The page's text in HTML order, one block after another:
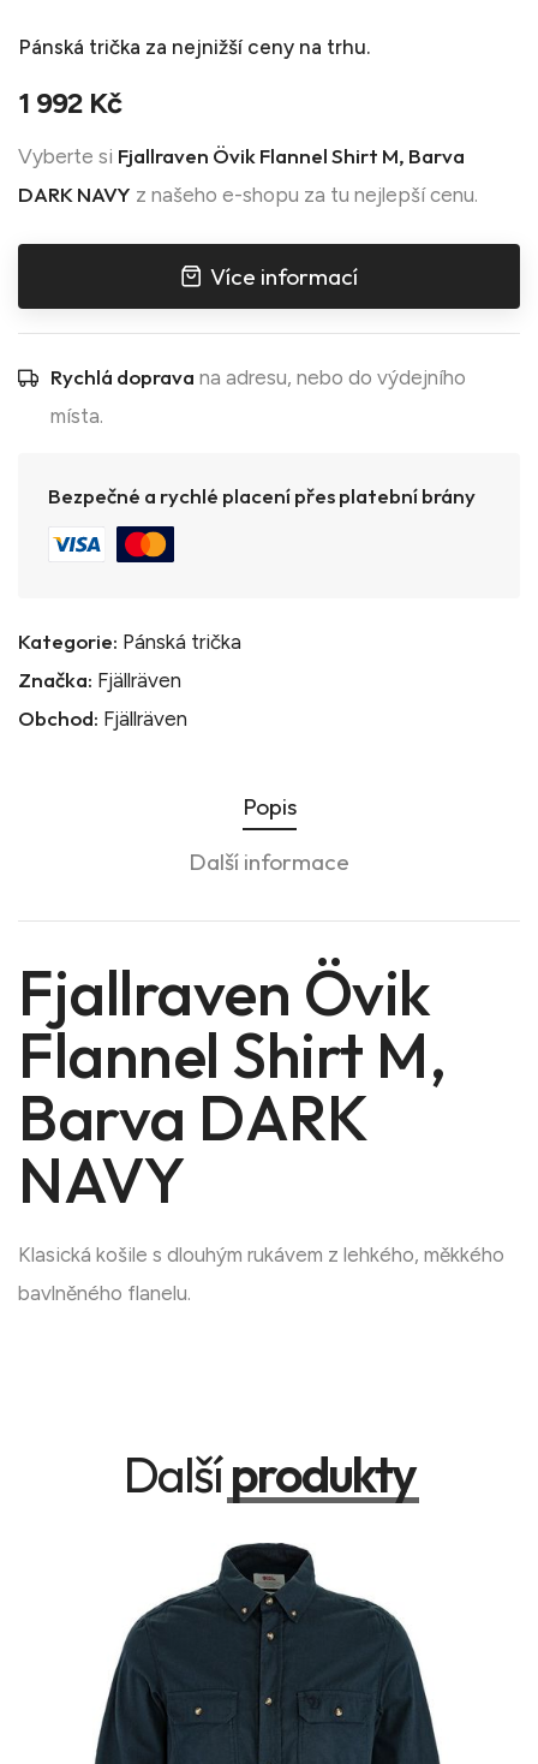
Pánská trička za nejnižší ceny na trhu.
1 992 Kč
Vyberte si Fjallraven Övik Flannel Shirt M, Barva
DARK NAVY z našeho e-shopu za tu nejlepší cenu.
Více informací
Rychlá doprava na adresu, nebo do výdejního
místa.
Bezpečné a rychlé placení přes platební brány
Kategorie: Pánská trička
Značka: Fjällräven
Obchod: Fjällräven
Popis
Další informace
Fjallraven Övik
Flannel Shirt M,
Barva DARK
NAVY
Klasická košile s dlouhým rukávem z lehkého, měkkého
bavlněného flanelu.
Dalšíprodukty